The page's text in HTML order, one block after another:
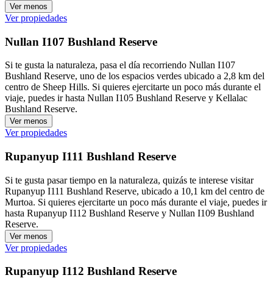
Ver menos
Ver propiedades
Nullan I107 Bushland Reserve
Si te gusta la naturaleza, pasa el día recorriendo Nullan I107
Bushland Reserve, uno de los espacios verdes ubicado a 2,8 km del
centro de Sheep Hills. Si quieres ejercitarte un poco más durante el
viaje, puedes ir hasta Nullan I105 Bushland Reserve y Kellalac
Bushland Reserve.
Ver menos
Ver propiedades
Rupanyup I111 Bushland Reserve
Si te gusta pasar tiempo en la naturaleza, quizás te interese visitar
Rupanyup I111 Bushland Reserve, ubicado a 10,1 km del centro de
Murtoa. Si quieres ejercitarte un poco más durante el viaje, puedes ir
hasta Rupanyup I112 Bushland Reserve y Nullan I109 Bushland
Reserve.
Ver menos
Ver propiedades
Rupanyup I112 Bushland Reserve